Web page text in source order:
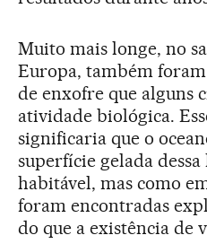
Muito mais longe, no
Europa, também
de enxofre que alguns
atividade biológica.
significaria que o
superfície gelada
habitável, mas como
foram encontradas
do que a existência de